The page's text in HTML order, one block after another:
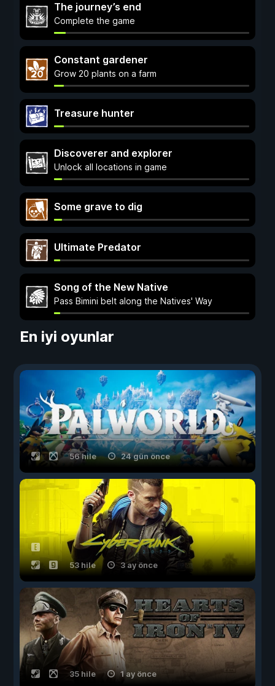
The journey’s end
Complete the game
Constant gardener
Grow 20 plants on a farm
Treasure hunter
Discoverer and explorer
Unlock all locations in game
Some grave to dig
Ultimate Predator
Song of the New Native
Pass Bimini belt along the Natives' Way
En iyi oyunlar
56 hile 24 gün önce
53 hile 3 ay önce
35 hile 1 ay önce